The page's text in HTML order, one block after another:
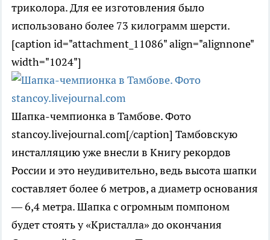
триколора. Для ее изготовления было
использовано более 73 килограмм шерсти.
[caption id="attachment_11086" align="alignnone"
width="1024"]
Шапка-чемпионка в Тамбове. Фото
stancoy.livejournal.com[/caption] Тамбовскую
инсталляцию уже внесли в Книгу рекордов
России и это неудивительно, ведь высота шапки
составляет более 6 метров, а диаметр основания
— 6,4 метра. Шапка с огромным помпоном
будет стоять у «Кристалла» до окончания